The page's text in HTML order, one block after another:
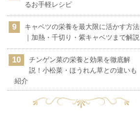
るお手軽レシピ
キャベツの栄養を最大限に活かす方法
｜加熱・千切り・紫キャベツまで解説
チンゲン菜の栄養と効果を徹底解
説！小松菜・ほうれん草との違いも
紹介